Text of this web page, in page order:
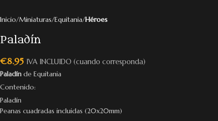
Inicio Miniaturas Equitania Héroes
Paladín
€8.95 IVA INCLUIDO (cuando corresponda)
Paladín de Equitania
Contenido:
Paladín
Peanas cuadradas incluidas (20x20mm)